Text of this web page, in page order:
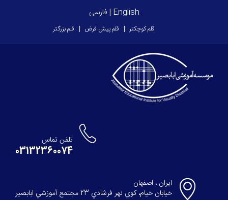
English
| فارسی
قلم بزرگتر قلم پیش فرض قلم کوچکتر
تلفن تماس
03132360074
ایران ، اصفهان
خيابان خيام، كوي نهر فرشادي 23 مجتمع آموزشي ابابصير